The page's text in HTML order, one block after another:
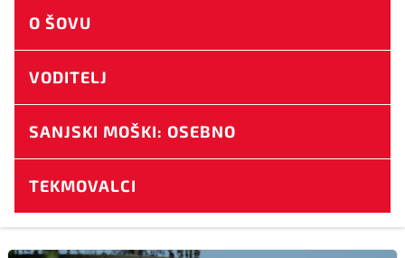
O ŠOVU
VODITELJ
SANJSKI MOŠKI: OSEBNO
TEKMOVALCI